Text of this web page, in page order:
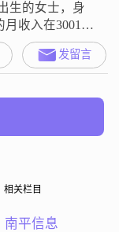
生的女士，身
月收入在3001到
点在莆田。我
。关于我的性
细腻敏感的
追求稳定安逸
感，也比较看
发留言
相关栏目
南平信息